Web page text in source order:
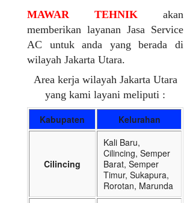
MAWAR TEHNIK akan
memberikan layanan Jasa Service
AC untuk anda yang berada di
wilayah Jakarta Utara.
Area kerja wilayah Jakarta Utara
yang kami layani meliputi :
Kabupaten Kelurahan
Cilincing
Kali Baru,
Cilincing, Semper
Barat, Semper
Timur, Sukapura,
Rorotan, Marunda